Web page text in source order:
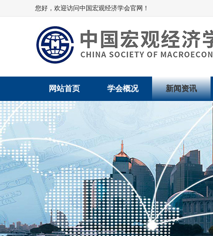
您好，欢迎访问中国宏观经济学会官网！
网站首页 学会概况
学术委员会
学会领导
组织机构
法律顾问
学会章程
新闻资讯
党建动态
学会动态
会员动态
地方动态